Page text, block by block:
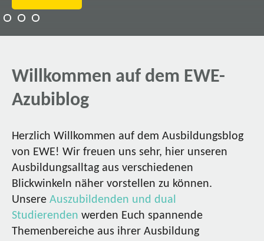
Willkommen auf dem EWE-
Azubiblog
Herzlich Willkommen auf dem Ausbildungsblog
von EWE! Wir freuen uns sehr, hier unseren
Ausbildungsalltag aus verschiedenen
Blickwinkeln näher vorstellen zu können.
Unsere Auszubildenden und dual
Studierenden werden Euch spannende
Themenbereiche aus ihrer Ausbildung